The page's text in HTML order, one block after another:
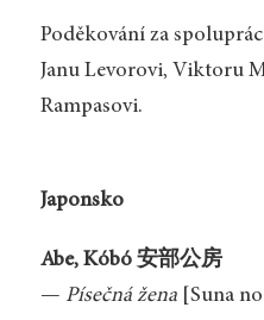
Poděkování za
Janu Levorovi, Viktoru
Rampasovi.
Japonsko
Abe, Kóbó 安部公房
— Písečná žena[Suna